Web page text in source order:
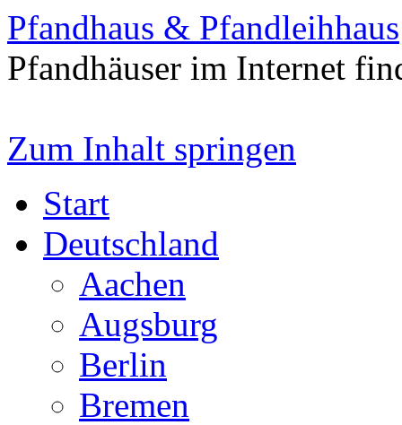
Pfandhaus & Pfandleihhaus
Pfandhäuser im Internet
Zum Inhalt springen
Start
Deutschland
Aachen
Augsburg
Berlin
Bremen